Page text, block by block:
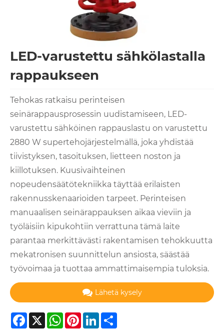
LED-varustettu sähkölastalla
rappaukseen
Tehokas ratkaisu perinteisen
seinärappausprosessin uudistamiseen, LED-
varustettu sähköinen rappauslastu on varustettu
2880 W supertehojärjestelmällä, joka yhdistää
tiivistyksen, tasoituksen, lietteen noston ja
kiillotuksen. Kuusivaihteinen
nopeudensäätötekniikka täyttää erilaisten
rakennusskenaarioiden tarpeet. Perinteisen
manuaalisen seinärappauksen aikaa vieviin ja
työläisiin kipukohtiin verrattuna tämä laite
parantaa merkittävästi rakentamisen tehokkuutta
mekatronisen suunnittelun ansiosta, säästää
työvoimaa ja tuottaa ammattimaisempia tuloksia.
Lähetä kysely
Facebook
X WhatsApp
Pinterest
LinkedIn